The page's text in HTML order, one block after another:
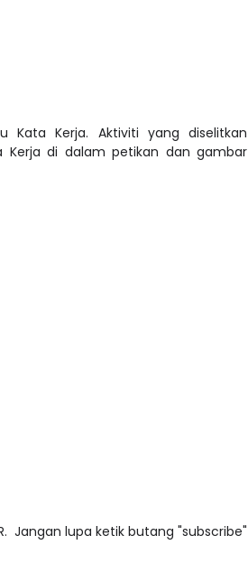
Kata Kerja. Aktiviti yang diselitkan
di dalam petikan dan gambar
Jangan lupa ketik butang "subscribe"